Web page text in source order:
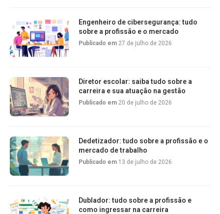
Engenheiro de cibersegurança: tudo
sobre a profissão e o mercado
Publicado em 27 de julho de 2026
Diretor escolar: saiba tudo sobre a
carreira e sua atuação na gestão
Publicado em 20 de julho de 2026
Dedetizador: tudo sobre a profissão e o
mercado de trabalho
Publicado em 13 de julho de 2026
Dublador: tudo sobre a profissão e
como ingressar na carreira